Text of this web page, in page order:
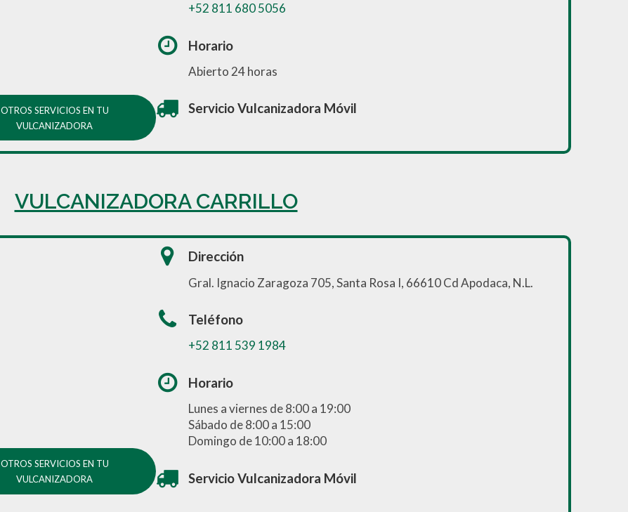
OTROS SERVICIOS EN TU
VULCANIZADORA
+52 811 680 5056
Horario
Abierto 24 horas
Servicio Vulcanizadora Móvil
VULCANIZADORA CARRILLO
OTROS SERVICIOS EN TU
VULCANIZADORA
Dirección
Gral. Ignacio Zaragoza 705, Santa Rosa I, 66610 Cd Apodaca, N.L.
Teléfono
+52 811 539 1984
Horario
Lunes a viernes de 8:00 a 19:00
Sábado de 8:00 a 15:00
Domingo de 10:00 a 18:00
Servicio Vulcanizadora Móvil